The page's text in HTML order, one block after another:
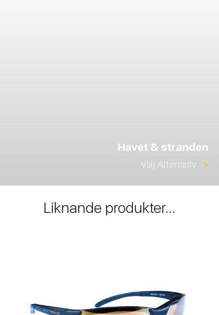
Havet & stranden
Välj Alternativ
Liknande produkter...